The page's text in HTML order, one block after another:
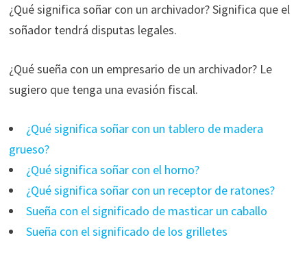
¿Qué significa soñar con un archivador? Significa que el
soñador tendrá disputas legales.
¿Qué sueña con un empresario de un archivador? Le
sugiero que tenga una evasión fiscal.
¿Qué significa soñar con un tablero de madera
grueso?
¿Qué significa soñar con el horno?
¿Qué significa soñar con un receptor de ratones?
Sueña con el significado de masticar un caballo
Sueña con el significado de los grilletes